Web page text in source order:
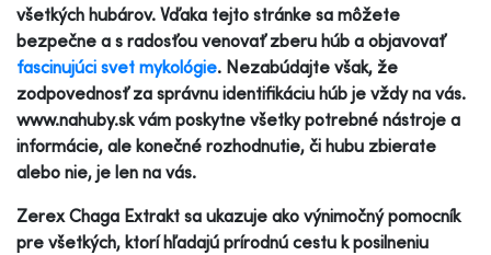
všetkých hubárov. Vďaka tejto stránke sa môžete
bezpečne a s radosťou venovať zberu húb a objavovať
fascinujúci svet mykológie. Nezabúdajte však, že
zodpovednosť za správnu identifikáciu húb je vždy na vás.
www.nahuby.sk vám poskytne všetky potrebné nástroje a
informácie, ale konečné rozhodnutie, či hubu zbierate
alebo nie, je len na vás.
Zerex Chaga Extrakt sa ukazuje ako výnimočný pomocník
pre všetkých, ktorí hľadajú prírodnú cestu k posilneniu